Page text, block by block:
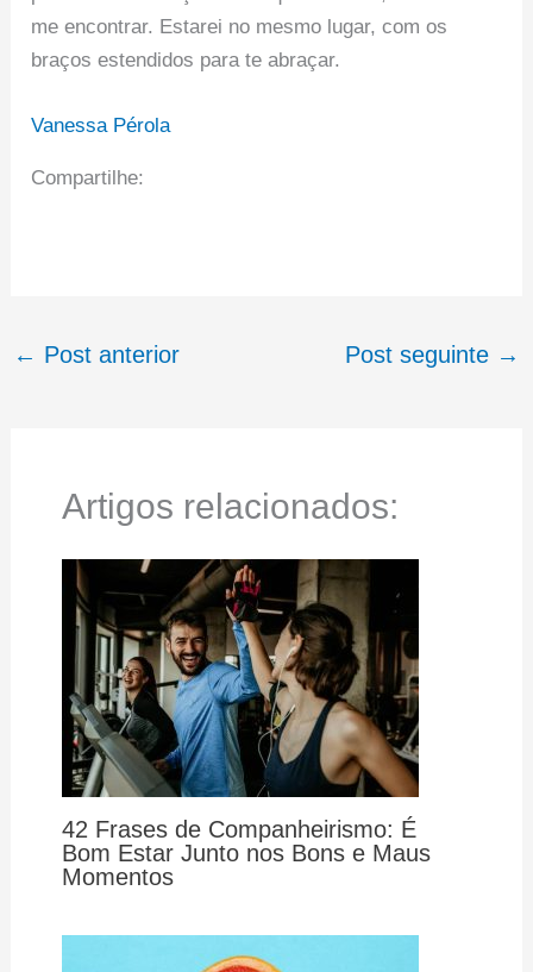
me encontrar. Estarei no mesmo lugar, com os
braços estendidos para te abraçar.
Vanessa Pérola
Compartilhe:
← Post anterior Post seguinte →
Artigos relacionados:
42 Frases de Companheirismo: É
Bom Estar Junto nos Bons e Maus
Momentos